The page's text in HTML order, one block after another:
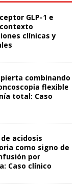
GLP-1 e
clínicas y
combinando
flexible
total: Caso
acidosis
como signo de
por
Caso clínico